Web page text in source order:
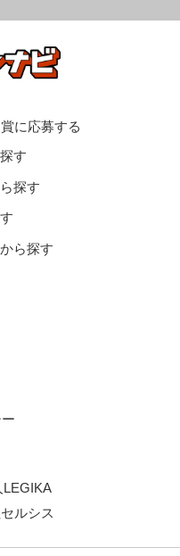
す
探す
ら探す
LEGIKA
ルシス